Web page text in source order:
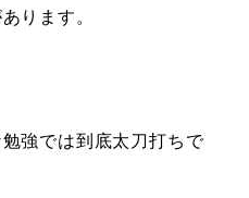
ります。
強では到底太刀打ちで